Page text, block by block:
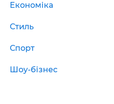
Економіка
Стиль
Спорт
Шоу-бізнес